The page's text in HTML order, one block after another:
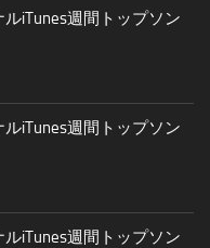
iTunes週間トップソン
iTunes週間トップソン
iTunes週間トップソン